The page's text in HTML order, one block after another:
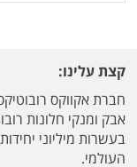
קצת עלינו:
חברת אקווקס
אבק ומנקי חלונות
בעשרות מיליוני
העולמי.